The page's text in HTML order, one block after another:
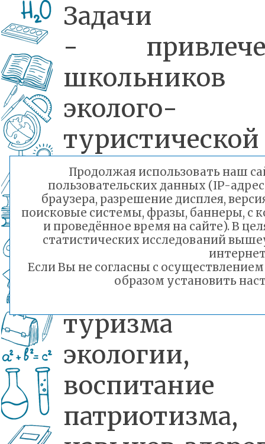
Задачи
-
эколого-
туристической
деятельности,
развитие
навыков и
по
экологии,
воспитание
патриотизма,
Продолжая использовать наш
пользовательских данных (IP-
браузера, разрешение дисплея,
поисковые системы, фразы, баннеры, с
и проведённое время на сайте). В
статистических исследований
Если Вы не согласны с
образом установить